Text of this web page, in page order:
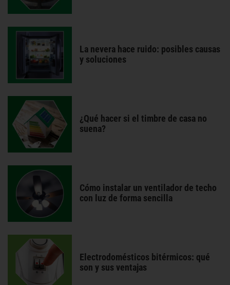
La nevera hace ruido: posibles causas
y soluciones
¿Qué hacer si el timbre de casa no
suena?
Cómo instalar un ventilador de techo
con luz de forma sencilla
Electrodomésticos bitérmicos: qué
son y sus ventajas